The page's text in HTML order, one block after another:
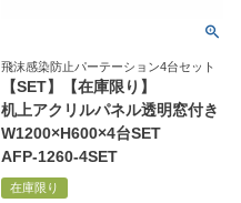
飛沫感染防止パーテーション4台セット
【SET】【在庫限り】
机上アクリルパネル透明窓付き
W1200×H600×4台SET
AFP-1260-4SET
在庫限り